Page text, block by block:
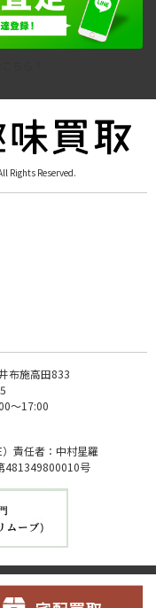
Rights Reserved.
布施高田833
〜17:00
責任者：中村星羅
号